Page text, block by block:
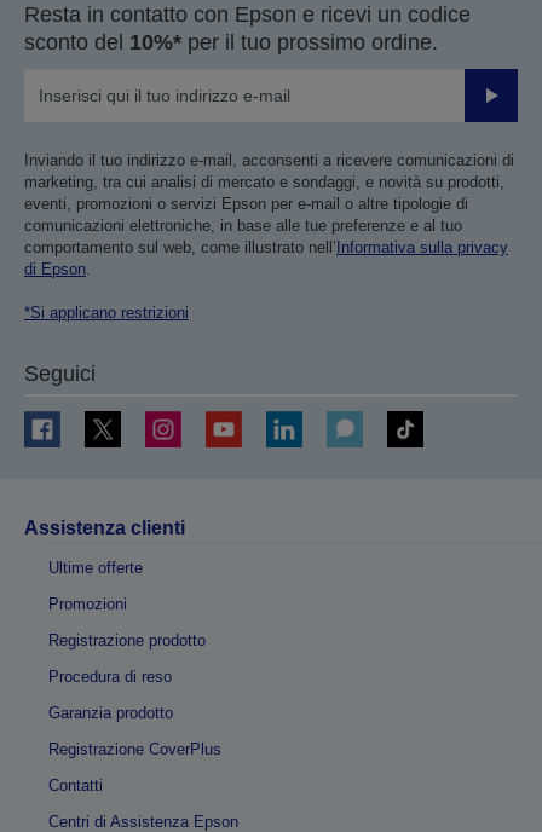
Resta in contatto con Epson e ricevi un codice
sconto del 10%* per il tuo prossimo ordine.
Invia
Inviando il tuo indirizzo e-mail, acconsenti a ricevere comunicazioni di
marketing, tra cui analisi di mercato e sondaggi, e novità su prodotti,
eventi, promozioni o servizi Epson per e-mail o altre tipologie di
comunicazioni elettroniche, in base alle tue preferenze e al tuo
comportamento sul web, come illustrato nell’Informativa sulla privacy
di Epson
*Si applicano restrizioni
Seguici
Assistenza clienti
Ultime offerte
Promozioni
Registrazione prodotto
Procedura di reso
Garanzia prodotto
Registrazione CoverPlus
Contatti
Centri di Assistenza Epson